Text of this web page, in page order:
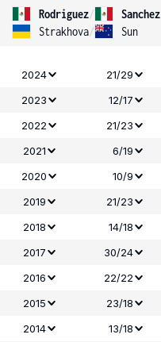
Rodriguez/
Sanchez
Strakhova/ Sun
2024 21/29
2023
12/17
2022
21/23
2021
6/19
2020
10/9
2019
21/23
2018
14/18
2017
30/24
2016
22/22
2015
23/18
2014
13/18